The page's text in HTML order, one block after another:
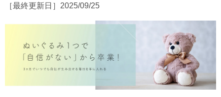
［最終更新日］2025/09/25